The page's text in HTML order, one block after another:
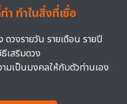
ำ ทำในสิ่งที่เชื่อ
ดวงรายวัน รายเดือน รายปี
เสริมดวง
มเป็นมงคลให้กับตัวท่านเอง